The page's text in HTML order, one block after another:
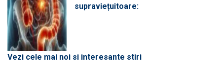
supraviețuitoare:
Vezi cele mai noi si interesante stiri